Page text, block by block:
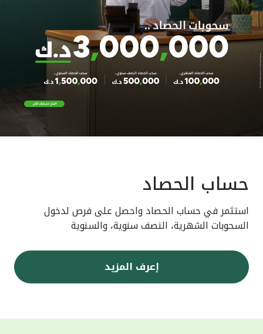
حساب الحصاد
استثمر في حساب الحصاد واحصل على فرص لدخول
السحوبات الشهرية، النصف سنوية، والسنوية
إعرف المزيد